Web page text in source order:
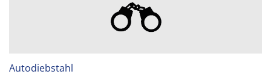
Autodiebstahl